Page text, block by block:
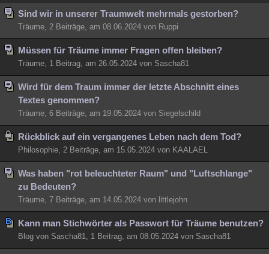
Sind wir in unserer Traumwelt mehrmals gestorben?
Träume, 2 Beiträge, am 08.06.2024 von Ruppi
Müssen für Träume immer Fragen offen bleiben?
Träume, 1 Beitrag, am 26.05.2024 von Sascha81
Wird für dem Traum immer der letzte Abschnitt eines
Textes genommen?
Träume, 6 Beiträge, am 19.05.2024 von Siegelschild
Rückblick auf ein vergangenes Leben nach dem Tod?
Philosophie, 2 Beiträge, am 15.05.2024 von KAALAEL
Was haben "rot beleuchteter Raum" und "Luftschlange"
zu Bedeuten?
Träume, 7 Beiträge, am 14.05.2024 von littlejohn
Kann man Stichwörter als Passwort für Träume benutzen?
Blog von Sascha81, 1 Beitrag, am 08.05.2024 von Sascha81